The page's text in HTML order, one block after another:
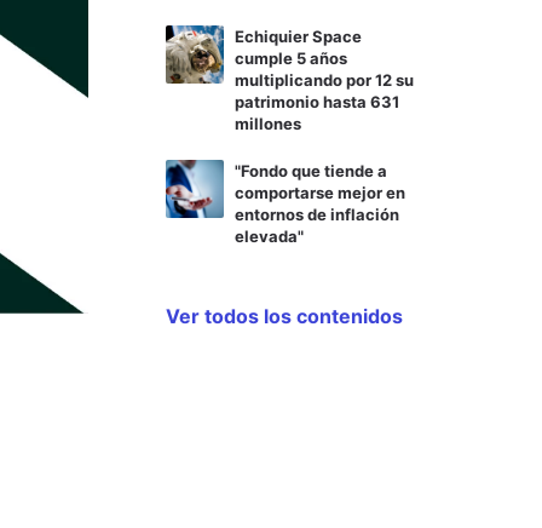
Echiquier Space
cumple 5 años
multiplicando por 12 su
patrimonio hasta 631
millones
"Fondo que tiende a
comportarse mejor en
entornos de inflación
elevada"
Ver todos los contenidos